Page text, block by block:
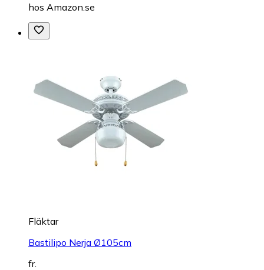
hos Amazon.se
Fläktar
Bastilipo Nerja Ø105cm
fr.